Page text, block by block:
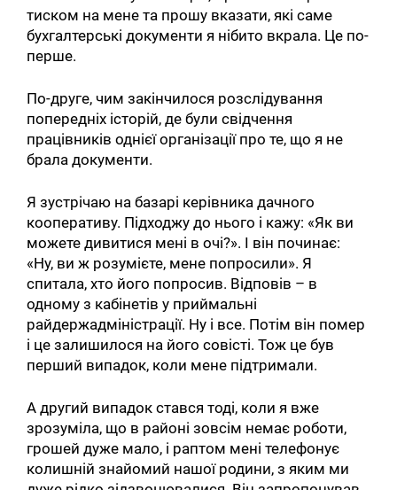
тиском на мене та прошу вказати, які саме
бухгалтерські документи я нібито вкрала. Це по-
перше.
По-друге, чим закінчилося розслідування
попередніх історій, де були свідчення
працівників однієї організації про те, що я не
брала документи.
Я зустрічаю на базарі керівника дачного
кооперативу. Підходжу до нього і кажу: «Як ви
можете дивитися мені в очі?». І він починає:
«Ну, ви ж розумієте, мене попросили». Я
спитала, хто його попросив. Відповів – в
одному з кабінетів у приймальні
райдержадміністрації. Ну і все. Потім він помер
і це залишилося на його совісті. Тож це був
перший випадок, коли мене підтримали.
А другий випадок стався тоді, коли я вже
зрозуміла, що в районі зовсім немає роботи,
грошей дуже мало, і раптом мені телефонує
колишній знайомий нашої родини, з яким ми